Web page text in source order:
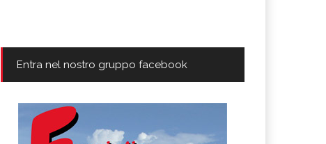
Entra nel nostro gruppo facebook